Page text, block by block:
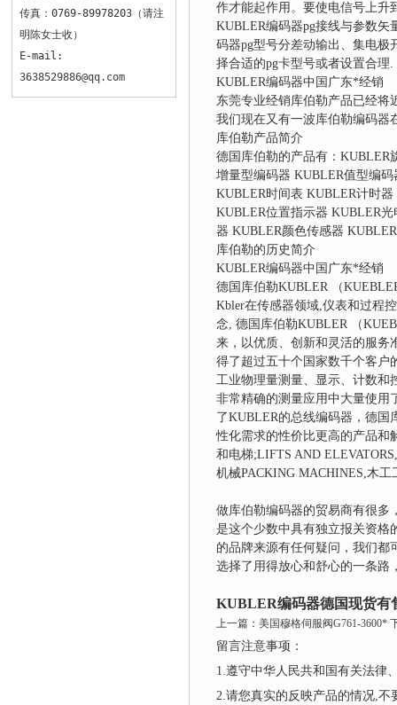
传真：0769-89978203（请注
明陈女士收）
E-mail:
3638529886@qq.com
作才能起作用。要使电信号上升
KUBLER编码器pg接线与参数矢
码器pg型号分差动输出、集电极
择合适的pg卡型号或者设置合理.
KUBLER编码器中国广东*经销
东莞专业经销库伯勒产品已经
我们现在又有一波库伯勒编码器
库伯勒产品简介
德国库伯勒的产品有：KUBLER
增量型编码器 KUBLER值型编
KUBLER时间表 KUBLER计时
KUBLER位置指示器 KUBLER
器 KUBLER颜色传感器
库伯勒的历史简介
KUBLER编码器中国广东*经销
德国库伯勒KUBLER （
Kbler在传感器领域,仪表和过程
念, 德国库伯勒KUBLER （
来，以优质、创新和灵活的服务
得了超过五十个国家数千个客户
工业物理量测量、显示、计数和
非常精确的测量应用中大量使用
了KUBLER的总线编码器，德国
性化需求的性价比更高的产品和
和电梯;LIFTS AND
机械PACKING MACHINES,木
做库伯勒编码器的贸易商有很多
是这个少数中具有独立报关资格
的品牌来源有任何疑问，我们
选择了用得放心和舒心的一条路
KUBLER编码器德国现货有
上一篇： 美国穆格伺服阀G761-3600*
留言注意事项：
1.遵守中华人民共和国有关法律
2.请您真实的反映产品的情况,